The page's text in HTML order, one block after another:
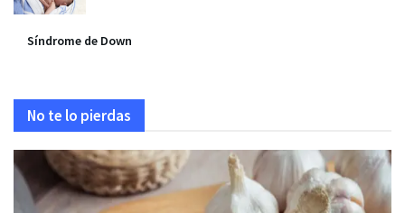
Síndrome de Down
No te lo pierdas